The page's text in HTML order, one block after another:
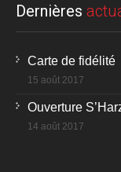
Dernières
Carte de fidélité
15 août 2017
Ouverture
14 août 2017